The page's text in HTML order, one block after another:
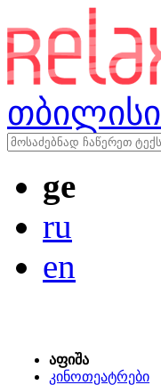
თბილისი
ge
ru
en
აფიშა
კინოთეატრები